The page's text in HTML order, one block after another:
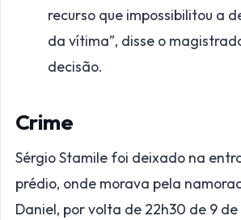
recurso que impossibilitou a
da vítima”, disse o
decisão.
Crime
Sérgio Stamile foi deixado na
prédio, onde morava pela
Daniel, por volta de 22h30 de 9